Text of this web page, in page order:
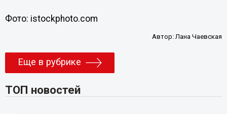
Фото: istockphoto.com
Автор: Лана Чаевская
Еще в рубрике
ТОП новостей